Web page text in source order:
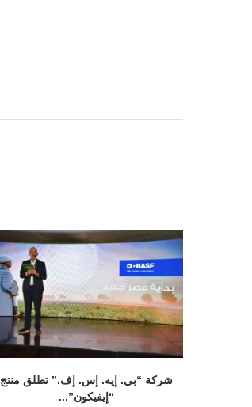
شركة “بي. إيه. إس. إف.” تطلق منتج
“إيفيكون”...